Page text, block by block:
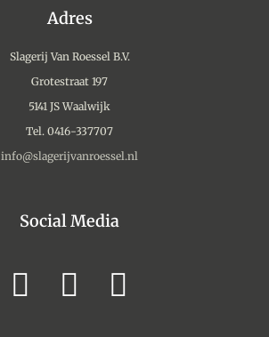
Adres
Slagerij Van Roessel B.V.
Grotestraat 197
5141 JS Waalwijk
Tel. 0416-337707
info@slagerijvanroessel.nl
Social Media